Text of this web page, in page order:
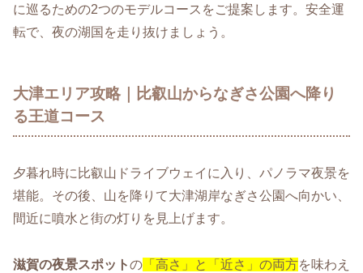
に巡るための2つのモデルコースをご提案します。安全運
転で、夜の湖国を走り抜けましょう。
大津エリア攻略｜比叡山からなぎさ公園へ降り
る王道コース
夕暮れ時に比叡山ドライブウェイに入り、パノラマ夜景を
堪能。その後、山を降りて大津湖岸なぎさ公園へ向かい、
間近に噴水と街の灯りを見上げます。
滋賀の夜景スポットの 「高さ」と「近さ」の両方を味わえ